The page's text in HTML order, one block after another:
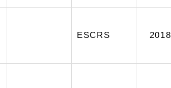
ESCRS 2018